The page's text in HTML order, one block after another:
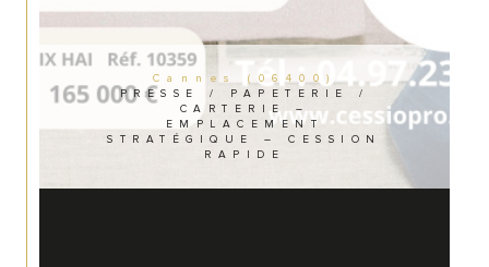
Cannes (06400)
PRESSE / PAPETERIE /
CARTERIE –
EMPLACEMENT
STRATÉGIQUE – CESSION
RAPIDE